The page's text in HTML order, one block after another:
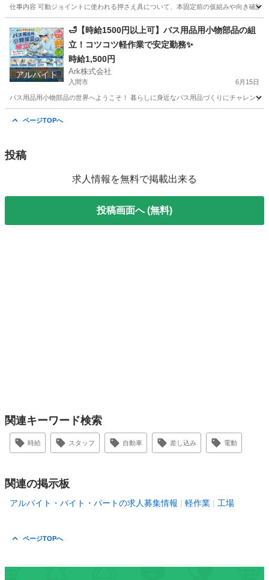
仕事内容 可動ジョイントに使われる押さえ具について、本固定前の仮組みや向き確
工場 社会保険
アルバイト
🛁【時給1500円以上可】バス用品用小物部品の組
立！コツコツ軽作業で安定勤務✨
時給1,500円
Ark株式会社
入間市 6月15日
バス用品用小物部品の世界へようこそ！ 暮らしに身近なバス用品づくりにチャレン
ページTOPへ
投稿
求人情報を無料で掲載出来る
投稿画面へ (無料)
関連キーワード検索
時給 スタッフ 自動車 差し込み 電動
関連の掲示板
アルバイト・バイト・パートの求人募集情報 軽作業 工場
ページTOPへ